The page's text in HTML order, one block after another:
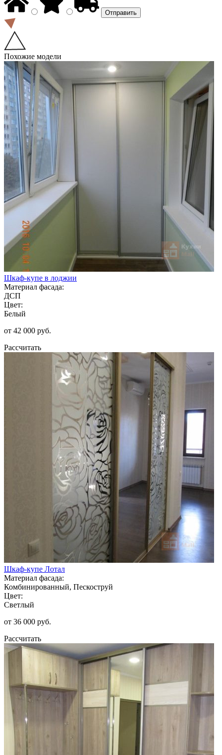
Похожие модели
Шкаф-купе в лоджии
Материал фасада:
ДСП
Цвет:
Белый
от 42 000 руб.
Рассчитать
Шкаф-купе Лотал
Материал фасада:
Комбинированный, Пескоструй
Цвет:
Светлый
от 36 000 руб.
Рассчитать